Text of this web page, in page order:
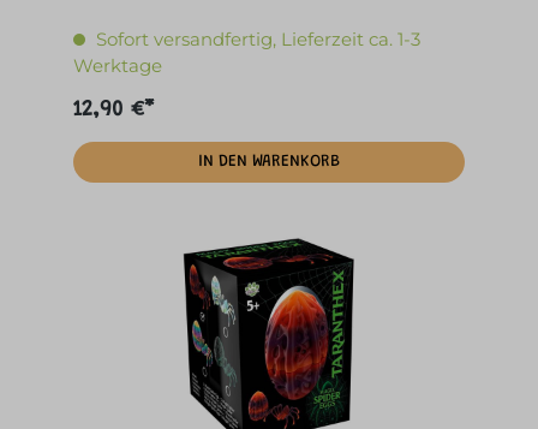
Sofort versandfertig, Lieferzeit ca. 1-3
Werktage
12,90 €*
IN DEN WARENKORB